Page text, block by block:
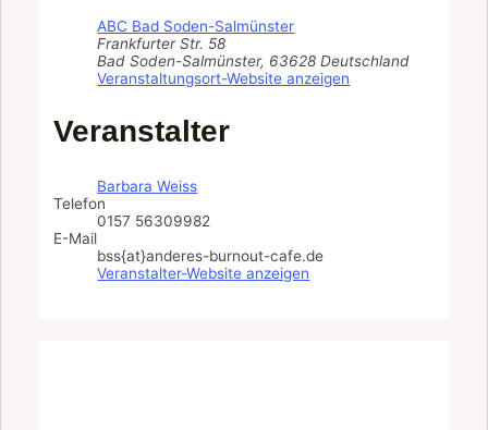
ABC Bad Soden-Salmünster
Frankfurter Str. 58
Bad Soden-Salmünster, 63628 Deutschland
Veranstaltungsort-Website anzeigen
Veranstalter
Barbara Weiss
Telefon
0157 56309982
E-Mail
bss{at}anderes-burnout-cafe.de
Veranstalter-Website anzeigen